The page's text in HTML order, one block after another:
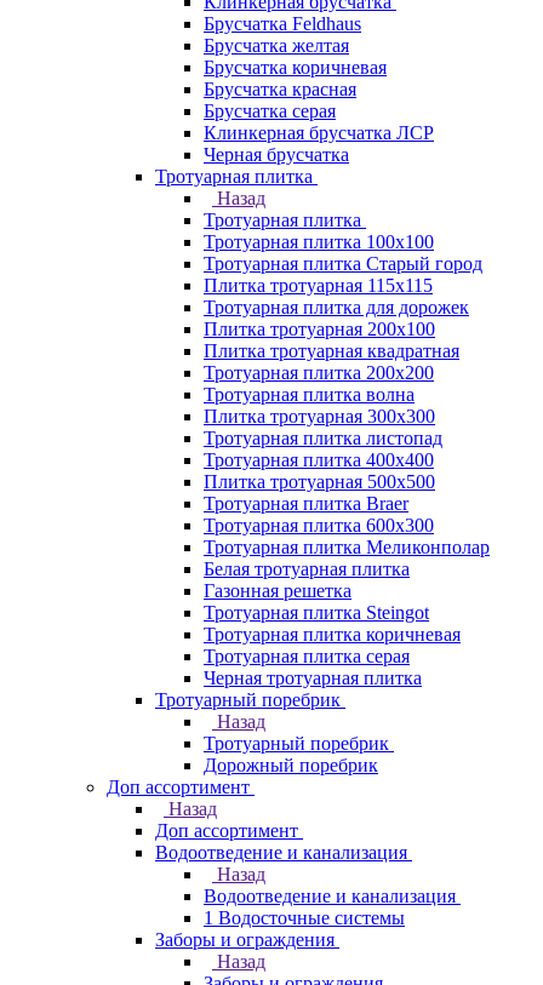
Брусчатка Feldhaus
Брусчатка желтая
Брусчатка коричневая
Брусчатка красная
Брусчатка серая
Клинкерная брусчатка ЛСР
Черная брусчатка
Тротуарная плитка
Назад
Тротуарная плитка
Тротуарная плитка 100x100
Тротуарная плитка Старый город
Плитка тротуарная 115x115
Тротуарная плитка для дорожек
Плитка тротуарная 200х100
Плитка тротуарная квадратная
Тротуарная плитка 200х200
Тротуарная плитка волна
Плитка тротуарная 300х300
Тротуарная плитка листопад
Тротуарная плитка 400х400
Плитка тротуарная 500x500
Тротуарная плитка Braer
Тротуарная плитка 600х300
Тротуарная плитка Меликонполар
Белая тротуарная плитка
Газонная решетка
Тротуарная плитка Steingot
Тротуарная плитка коричневая
Тротуарная плитка серая
Черная тротуарная плитка
Тротуарный поребрик
Назад
Тротуарный поребрик
Дорожный поребрик
Доп ассортимент
Назад
Доп ассортимент
Водоотведение и канализация
Назад
Водоотведение и канализация
1 Водосточные системы
Заборы и ограждения
Назад